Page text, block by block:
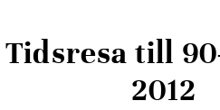
Tidsresa till
2012